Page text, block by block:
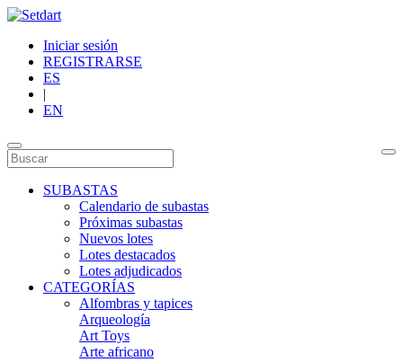
Iniciar sesión
REGISTRARSE
ES
|
EN
SUBASTAS
Calendario de subastas
Próximas subastas
Nuevos lotes
Lotes destacados
Lotes adjudicados
CATEGORÍAS
Alfombras y tapices
Arqueología
Art Toys
Arte africano